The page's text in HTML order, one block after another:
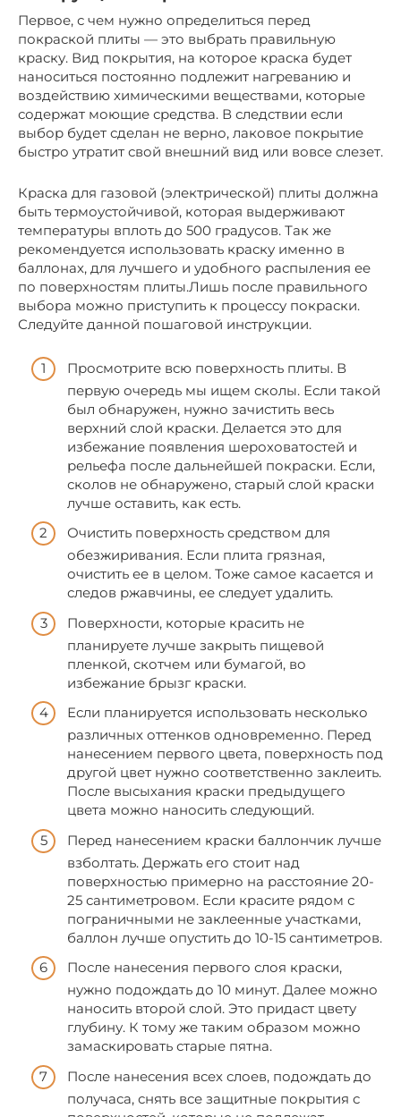
Первое, с чем нужно определиться перед
покраской плиты — это выбрать правильную
краску. Вид покрытия, на которое краска будет
наноситься постоянно подлежит нагреванию и
воздействию химическими веществами, которые
содержат моющие средства. В следствии если
выбор будет сделан не верно, лаковое покрытие
быстро утратит свой внешний вид или вовсе слезет.
Краска для газовой (электрической) плиты должна
быть термоустойчивой, которая выдерживают
температуры вплоть до 500 градусов. Так же
рекомендуется использовать краску именно в
баллонах, для лучшего и удобного распыления ее
по поверхностям плиты.Лишь после правильного
выбора можно приступить к процессу покраски.
Следуйте данной пошаговой инструкции.
Просмотрите всю поверхность плиты. В
первую очередь мы ищем сколы. Если такой
был обнаружен, нужно зачистить весь
верхний слой краски. Делается это для
избежание появления шероховатостей и
рельефа после дальнейшей покраски. Если,
сколов не обнаружено, старый слой краски
лучше оставить, как есть.
Очистить поверхность средством для
обезжиривания. Если плита грязная,
очистить ее в целом. Тоже самое касается и
следов ржавчины, ее следует удалить.
Поверхности, которые красить не
планируете лучше закрыть пищевой
пленкой, скотчем или бумагой, во
избежание брызг краски.
Если планируется использовать несколько
различных оттенков одновременно. Перед
нанесением первого цвета, поверхность под
другой цвет нужно соответственно заклеить.
После высыхания краски предыдущего
цвета можно наносить следующий.
Перед нанесением краски баллончик лучше
взболтать. Держать его стоит над
поверхностью примерно на расстояние 20-
25 сантиметровом. Если красите рядом с
пограничными не заклеенные участками,
баллон лучше опустить до 10-15 сантиметров.
После нанесения первого слоя краски,
нужно подождать до 10 минут. Далее можно
наносить второй слой. Это придаст цвету
глубину. К тому же таким образом можно
замаскировать старые пятна.
После нанесения всех слоев, подождать до
получаса, снять все защитные покрытия с